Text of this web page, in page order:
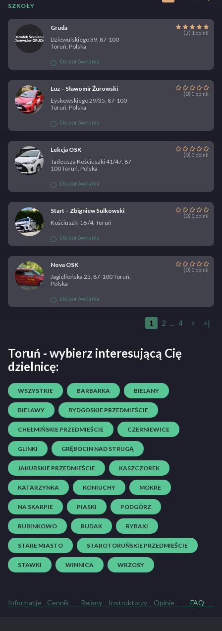
SZKOŁY
Gruda
(5) 1 opinii
Dziewulskiego 39, 87-100
Toruń, Polska
Do porównania
Luz – Sławomir Żurowski
(0) 0 opinii
Łyskowskiego 29/35, 87-100
Toruń, Polska
Do porównania
Lekcja OSK
(0) 0 opinii
Tadeusza Kościuszki 41/47, 87-
100 Toruń, Polska
Do porównania
Start – Zbigniew Sulkowski
(0) 0 opinii
Kościuszki 18 /4, Toruń
Do porównania
Nova OSK
(0) 0 opinii
Jagiellońska 25, 87-100 Toruń,
Polska
Do porównania
1 2 ... 4 > >|
Toruń - wybierz interesującą Cię
dzielnicę:
WSZYSTKIE BARBARKA BIELANY
BIELAWY BYDGOSKIE PRZEDMIEŚCIE
CHEŁMIŃSKIE PRZEDMIEŚCIE CZERNIEWICE
GLINKI GRĘBOCIN NAD STRUGĄ
JAKUBSKIE PRZEDMIEŚCIE KASZCZOREK
KATARZYNKA KONIUCHY MOKRE
NA SKARPIE PIASKI PODGÓRZ
RUBINKOWO RUDAK RYBAKI
STARE MIASTO STAROTORUŃSKIE PRZEDMIEŚCIE
STAWKI WINNICA WRZOSY
Informacje Cennik Rejony Instruktorzy Opinie FAQ